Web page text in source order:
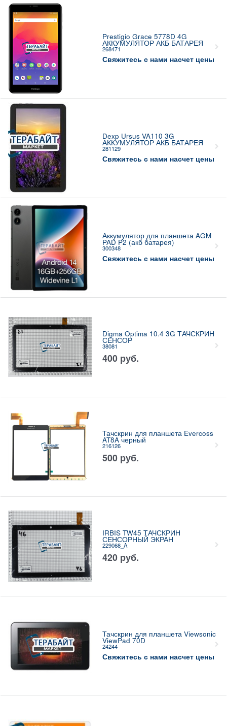
Prestigio Grace 5778D 4G
АККУМУЛЯТОР АКБ БАТАРЕЯ
268471
Свяжитесь с нами насчет цены
Dexp Ursus VA110 3G
АККУМУЛЯТОР АКБ БАТАРЕЯ
281129
Свяжитесь с нами насчет цены
Аккумулятор для планшета AGM
PAD P2 (акб батарея)
300348
Свяжитесь с нами насчет цены
Digma Optima 10.4 3G ТАЧСКРИН
СЕНСОР
38081
400 руб.
Тачскрин для планшета Evercoss
AT8A черный
216126
500 руб.
IRBIS TW45 ТАЧСКРИН
СЕНСОРНЫЙ ЭКРАН
229068_A
420 руб.
Тачскрин для планшета Viewsonic
ViewPad 70D
24244
Свяжитесь с нами насчет цены